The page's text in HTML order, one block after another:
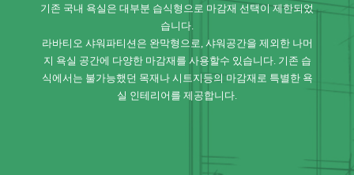
기존 국내 욕실은 대부분 습식형으로 마감재 선택이 제한되었
습니다.
라바티오 샤워파티션은 완막형으로, 샤워공간을 제외한 나머
지 욕실 공간에 다양한 마감재를 사용할수 있습니다. 기존 습
식에서는 불가능했던 목재나 시트지등의 마감재로 특별한 욕
실 인테리어를 제공합니다.